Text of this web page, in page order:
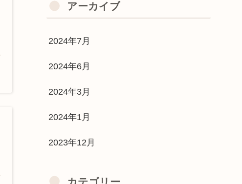
アーカイブ
2024年7月
2024年6月
2024年3月
2024年1月
2023年12月